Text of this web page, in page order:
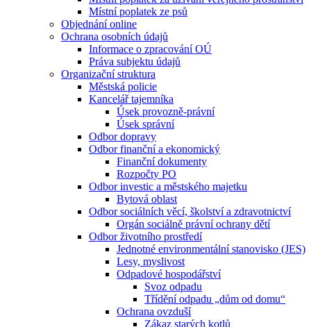
Místní poplatek ze psů
Objednání online
Ochrana osobních údajů
Informace o zpracování OÚ
Práva subjektu údajů
Organizační struktura
Městská policie
Kancelář tajemníka
Úsek provozně-právní
Úsek správní
Odbor dopravy
Odbor finanční a ekonomický
Finanční dokumenty
Rozpočty PO
Odbor investic a městského majetku
Bytová oblast
Odbor sociálních věcí, školství a zdravotnictví
Orgán sociálně právní ochrany dětí
Odbor životního prostředí
Jednotné environmentální stanovisko (JES)
Lesy, myslivost
Odpadové hospodářství
Svoz odpadu
Třídění odpadu „dům od domu“
Ochrana ovzduší
Zákaz starých kotlů